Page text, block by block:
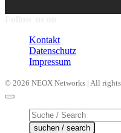
Kontakt
Datenschutz
Impressum
© 2026 NEOX Networks | All rights
Products
search
suchen / search